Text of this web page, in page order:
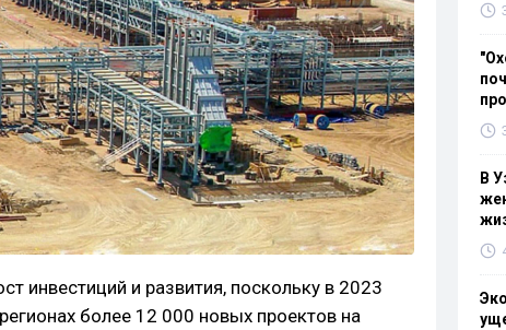
инвестиций и развития, поскольку в 2023
более 12 000 новых проектов на
В